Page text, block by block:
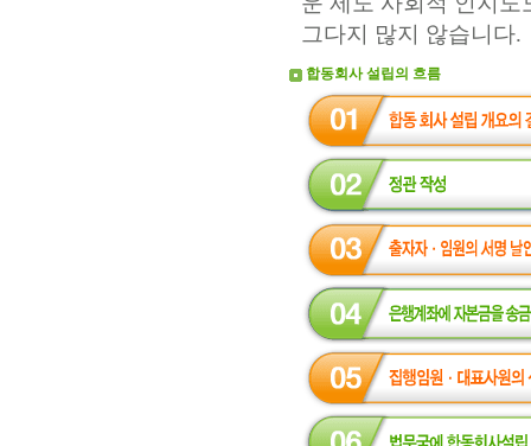
그다지 많지 않습니다.
합동회사 설립의 흐름